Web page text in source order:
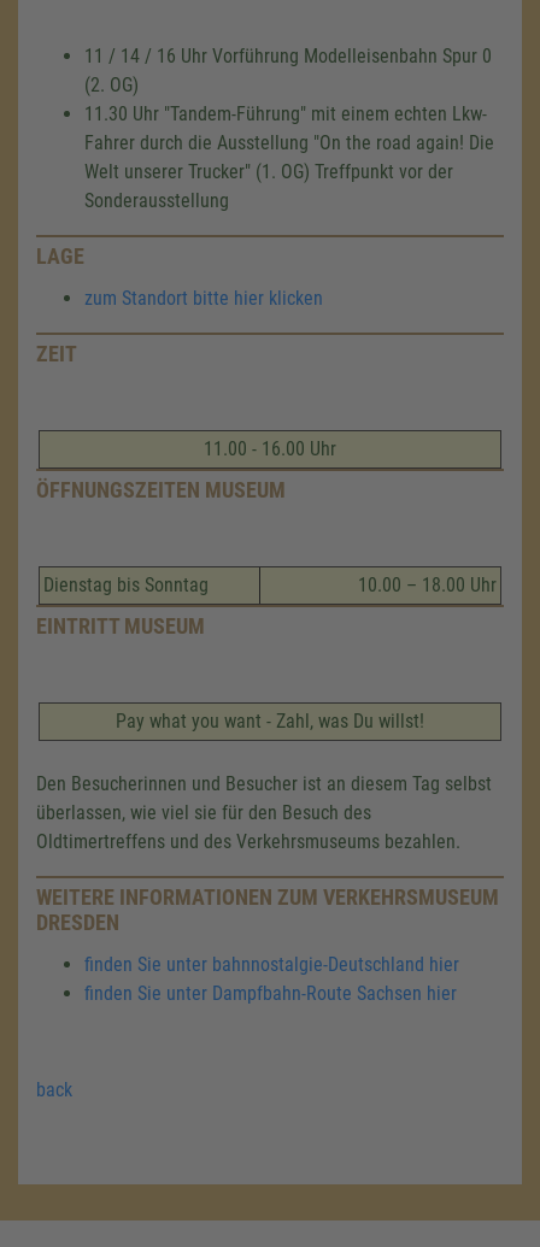
11 / 14 / 16 Uhr Vorführung Modelleisenbahn Spur 0
(2. OG)
11.30 Uhr "Tandem-Führung" mit einem echten Lkw-
Fahrer durch die Ausstellung "On the road again! Die
Welt unserer Trucker" (1. OG) Treffpunkt vor der
Sonderausstellung
LAGE
zum Standort bitte hier klicken
ZEIT
11.00 - 16.00 Uhr
ÖFFNUNGSZEITEN MUSEUM
Dienstag bis Sonntag 10.00 – 18.00 Uhr
EINTRITT MUSEUM
Pay what you want - Zahl, was Du willst!
Den Besucherinnen und Besucher ist an diesem Tag selbst
überlassen, wie viel sie für den Besuch des
Oldtimertreffens und des Verkehrsmuseums bezahlen.
WEITERE INFORMATIONEN ZUM VERKEHRSMUSEUM
DRESDEN
finden Sie unter bahnnostalgie-Deutschland hier
finden Sie unter Dampfbahn-Route Sachsen hier
back